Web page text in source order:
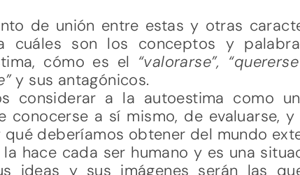
de unión entre estas y otras
cuáles son los conceptos y
cómo es el “valorarse”,
y sus antagónicos.
considerar a la autoestima como
a sí mismo, de evaluarse,
deberíamos obtener del mundo
hace cada ser humano y es una
ideas y sus imágenes serán las